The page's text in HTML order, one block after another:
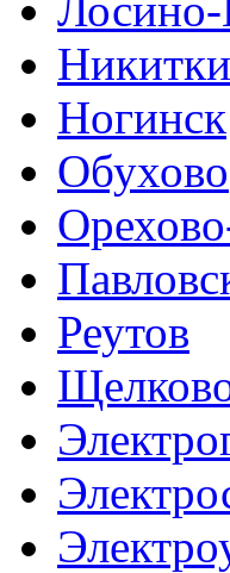
Ногинск
Обухово
Реутов